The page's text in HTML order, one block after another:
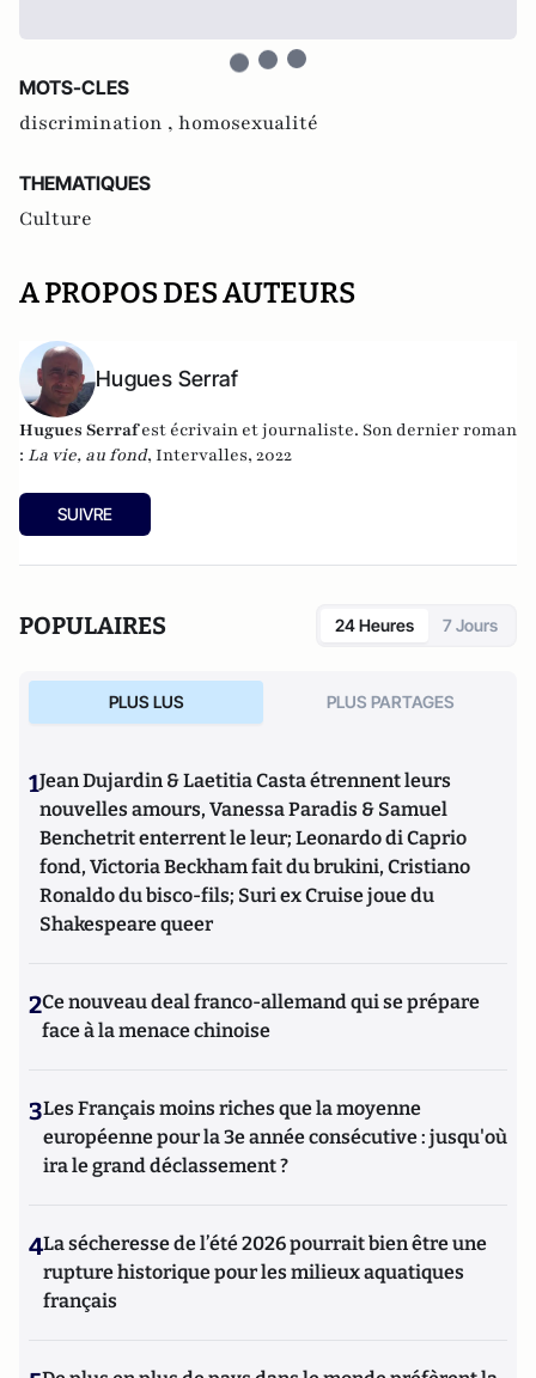
MOTS-CLES
discrimination , homosexualité
THEMATIQUES
Culture
A PROPOS DES AUTEURS
Hugues Serraf
Hugues Serrafest écrivain et journaliste. Son dernier roman
: La vie, au fond, Intervalles, 2022
SUIVRE
POPULAIRES 24 Heures 7 Jours
PLUS LUS PLUS PARTAGES
1Jean Dujardin & Laetitia Casta étrennent leurs
nouvelles amours, Vanessa Paradis & Samuel
Benchetrit enterrent le leur; Leonardo di Caprio
fond, Victoria Beckham fait du brukini, Cristiano
Ronaldo du bisco-fils; Suri ex Cruise joue du
Shakespeare queer
2Ce nouveau deal franco-allemand qui se prépare
face à la menace chinoise
3Les Français moins riches que la moyenne
européenne pour la 3e année consécutive : jusqu'où
ira le grand déclassement ?
4La sécheresse de l’été 2026 pourrait bien être une
rupture historique pour les milieux aquatiques
français